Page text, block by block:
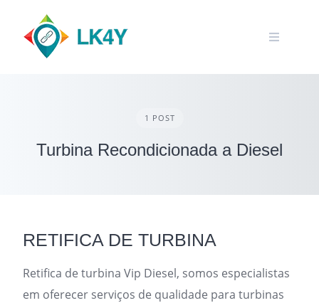
content
1 POST
Turbina Recondicionada a Diesel
RETIFICA DE TURBINA
Retifica de turbina Vip Diesel, somos especialistas
em oferecer serviços de qualidade para turbinas